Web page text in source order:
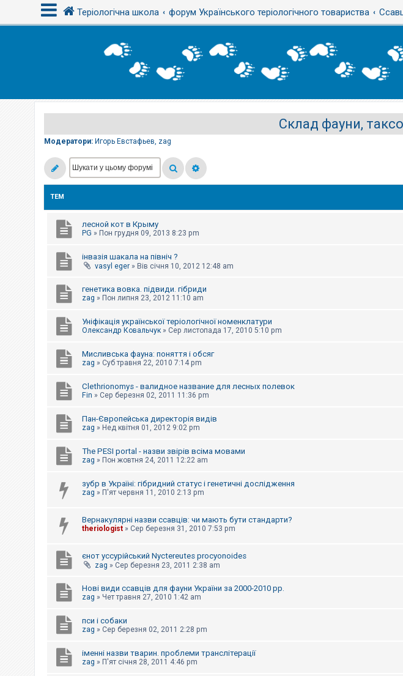
Теріологічна школа форум Українського теріологічного товариства
Склад фауни,
Модератори: Игорь Евстафьев, zag
ТЕМ
лесной кот в Крыму
PG » Пон грудня 09, 2013 8:23 pm
інвазія шакала на північ ?
vasyl eger » Вів січня 10, 2012 12:48 am
генетика вовка. підвиди. гібриди
zag » Пон липня 23, 2012 11:10 am
Уніфікація української теріологічної номенклатури
Олександр Ковальчук » Сер листопада 17, 2010 5:10 pm
Мисливська фауна: поняття і обсяг
zag » Суб травня 22, 2010 7:14 pm
Clethrionomys - валидное название для лесных полевок
Fin » Сер березня 02, 2011 11:36 pm
Пан-Європейська директорія видів
zag » Нед квітня 01, 2012 9:02 pm
The PESI portal - назви звірів всіма мовами
zag » Пон жовтня 24, 2011 12:22 am
зубр в Україні: гібридний статус і генетичні дослідження
zag » П'ят червня 11, 2010 2:13 pm
Вернакулярні назви ссавців: чи мають бути стандарти?
theriologist » Сер березня 31, 2010 7:53 pm
єнот уссурійський Nyctereutes procyonoides
zag » Сер березня 23, 2011 2:38 am
Нові види ссавців для фауни України за 2000-2010 рр.
zag » Чет травня 27, 2010 1:42 am
пси і собаки
zag » Сер березня 02, 2011 2:28 pm
іменні назви тварин. проблеми транслітерації
zag » П'ят січня 28, 2011 4:46 pm